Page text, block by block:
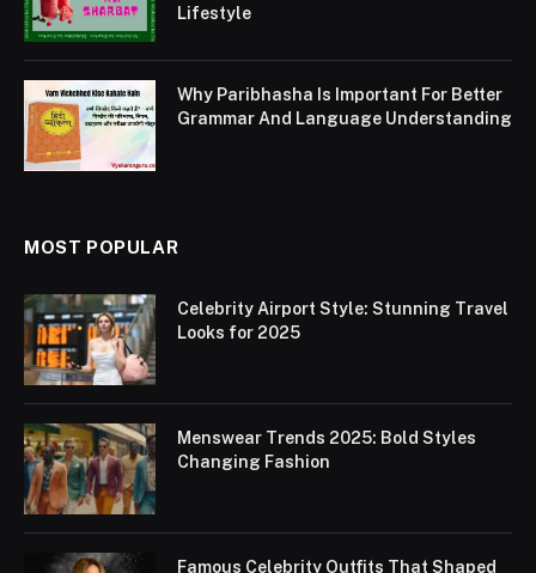
Lifestyle
Why Paribhasha Is Important For Better
Grammar And Language Understanding
MOST POPULAR
Celebrity Airport Style: Stunning Travel
Looks for 2025
Menswear Trends 2025: Bold Styles
Changing Fashion
Famous Celebrity Outfits That Shaped